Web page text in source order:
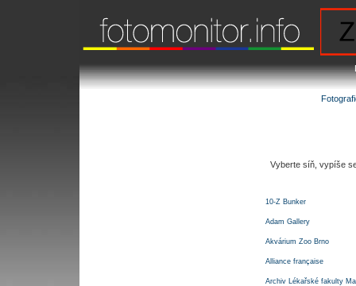
Vyberte síň, vypíše
10-Z Bunker
Adam Gallery
Akvárium Zoo Brno
Alliance française
Archiv Lékařské fakulty